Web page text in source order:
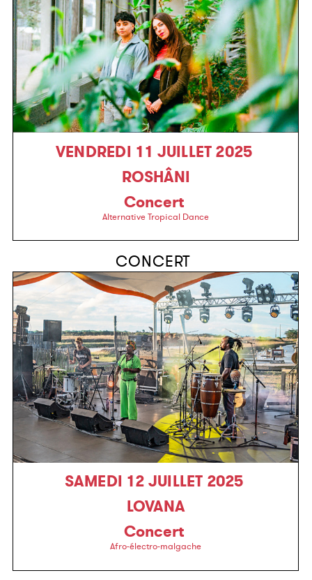
VENDREDI 11 JUILLET 2025
ROSHÂNI
Concert
Alternative Tropical Dance
CONCERT
SAMEDI 12 JUILLET 2025
LOVANA
Concert
Afro-électro-malgache